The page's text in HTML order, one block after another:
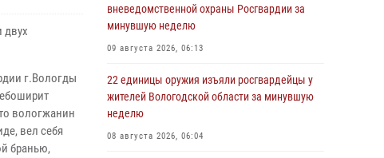
двух
г.Вологды
вологжанин
вел себя
бранью,
вневедомственной охраны Росгвардии за
минувшую неделю
09 августа 2026, 06:13
22 единицы оружия изъяли росгвардейцы у
жителей Вологодской области за минувшую
неделю
08 августа 2026, 06:04